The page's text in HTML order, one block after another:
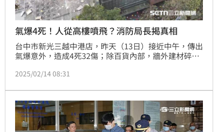
氣爆4死！人從高樓噴飛？消防局長揭真相
台中市新光三越中港店，昨天（13日）接近中午，傳出
氣爆意外，造成4死32傷；除百貨內部，牆外建材碎片
事故第一時間，錯誤傷亡消息漫天飛；且百貨一樓有人
局長孫福佑受訪時，駁斥此一說法，強調「並無此
事」。且相關死者位置，也跟著曝光。
2025/02/14 08:31